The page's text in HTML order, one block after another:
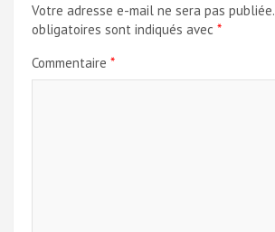
Votre adresse e-mail ne sera pas publiée.
obligatoires sont indiqués avec *
Commentaire *